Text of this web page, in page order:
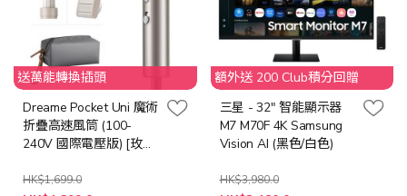
送萬能轉換插頭
Dreame Pocket Uni 魔術
折疊高速風筒 (100-
240V 國際電壓版) [玫瑰
HK$1,699.0
額外送 200 Club積分回贈
三星 - 32" 智能顯示器
M7 M70F 4K Samsung
Vision AI (黑色/白色)
HK$3,980.0